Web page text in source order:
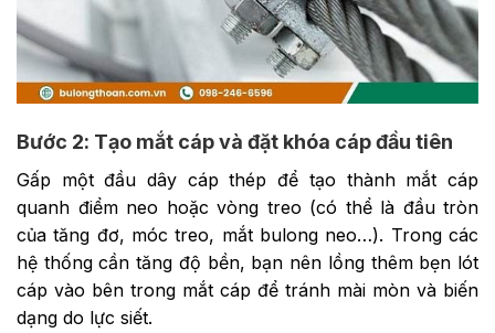
Bước 2: Tạo mắt cáp và đặt khóa cáp đầu tiên
Gấp một đầu dây cáp thép để tạo thành mắt cáp
quanh điểm neo hoặc vòng treo (có thể là đầu tròn
của tăng đơ, móc treo, mắt bulong neo…). Trong các
hệ thống cần tăng độ bền, bạn nên lồng thêm bẹn lót
cáp vào bên trong mắt cáp để tránh mài mòn và biến
dạng do lực siết.